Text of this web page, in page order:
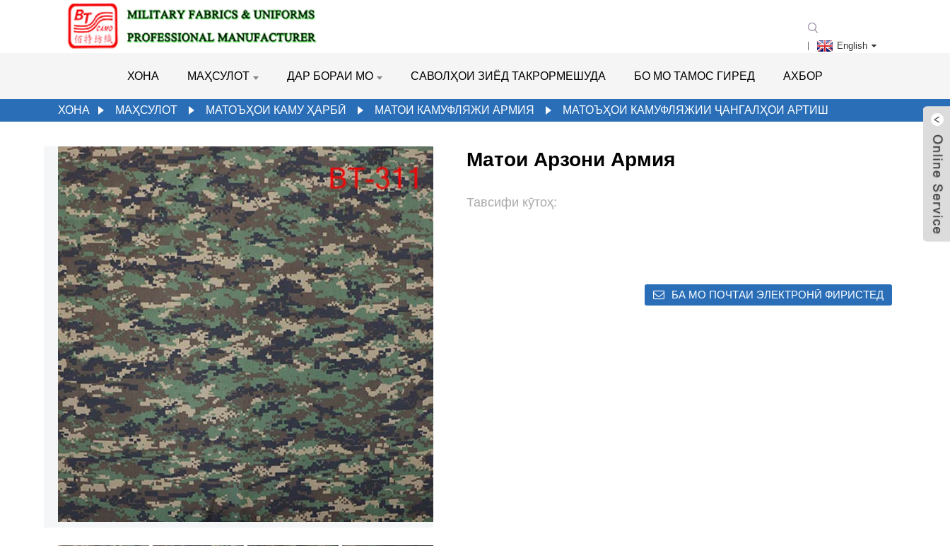
English
ХОНА МАҲСУЛОТ ДАР БОРАИ МО САВОЛҲОИ ЗИЁД ТАКРОРМЕШУДА БО МО ТАМОС ГИРЕД АХБОР
ХОНА МАҲСУЛОТ МАТОЪҲОИ КАМУ ҲАРБӢ МАТОИ КАМУФЛЯЖИ АРМИЯ МАТОЪҲОИ КАМУФЛЯЖИИ ​​ҶАНГАЛҲОИ АРТИШ
Матои Арзони Армия
Тавсифи кӯтоҳ:
БА МО ПОЧТАИ ЭЛЕКТРОНӢ ФИРИСТЕД